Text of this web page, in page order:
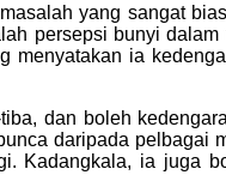
yang sangat
persepsi bunyi
ia
dan boleh
daripada pelbagai
Kadangkala, ia juga